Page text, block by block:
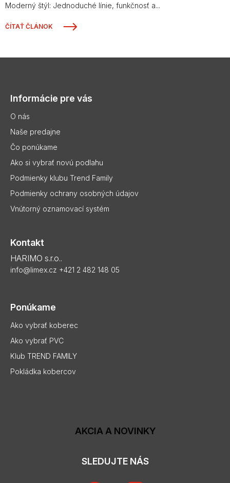
Moderný štýl: Jednoduché línie, funkčnosť a...
ČÍTAŤ ČLÁNOK
Informácie pre vás
O nás
Naše predajne
Čo ponúkame
Ako si vybrať novú podlahu
Podmienky klubu Trend Family
Podmienky ochrany osobných údajov
Vnútorný oznamovací systém
Kontakt
HARIMO s.r.o..
info@limex.cz +421 2 482 148 05
Ponúkame
Ako vybrať koberec
Ako vybrať PVC
Klub TREND FAMILY
Pokládka kobercov
AKCIA A NOVINKY
SLEDUJTE NÁS